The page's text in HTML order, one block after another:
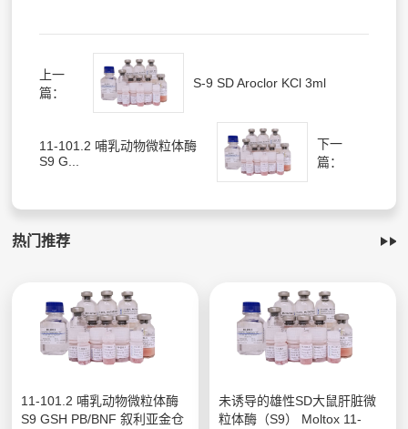
上一
篇：
S-9 SD Aroclor KCl 3ml
11-101.2 哺乳动物微粒体酶
S9 G...
下一
篇：
热门推荐
11-101.2 哺乳动物微粒体酶
S9 GSH PB/BNF 叙利亚金仓
未诱导的雄性SD大鼠肝脏微
粒体酶（S9） Moltox 11-